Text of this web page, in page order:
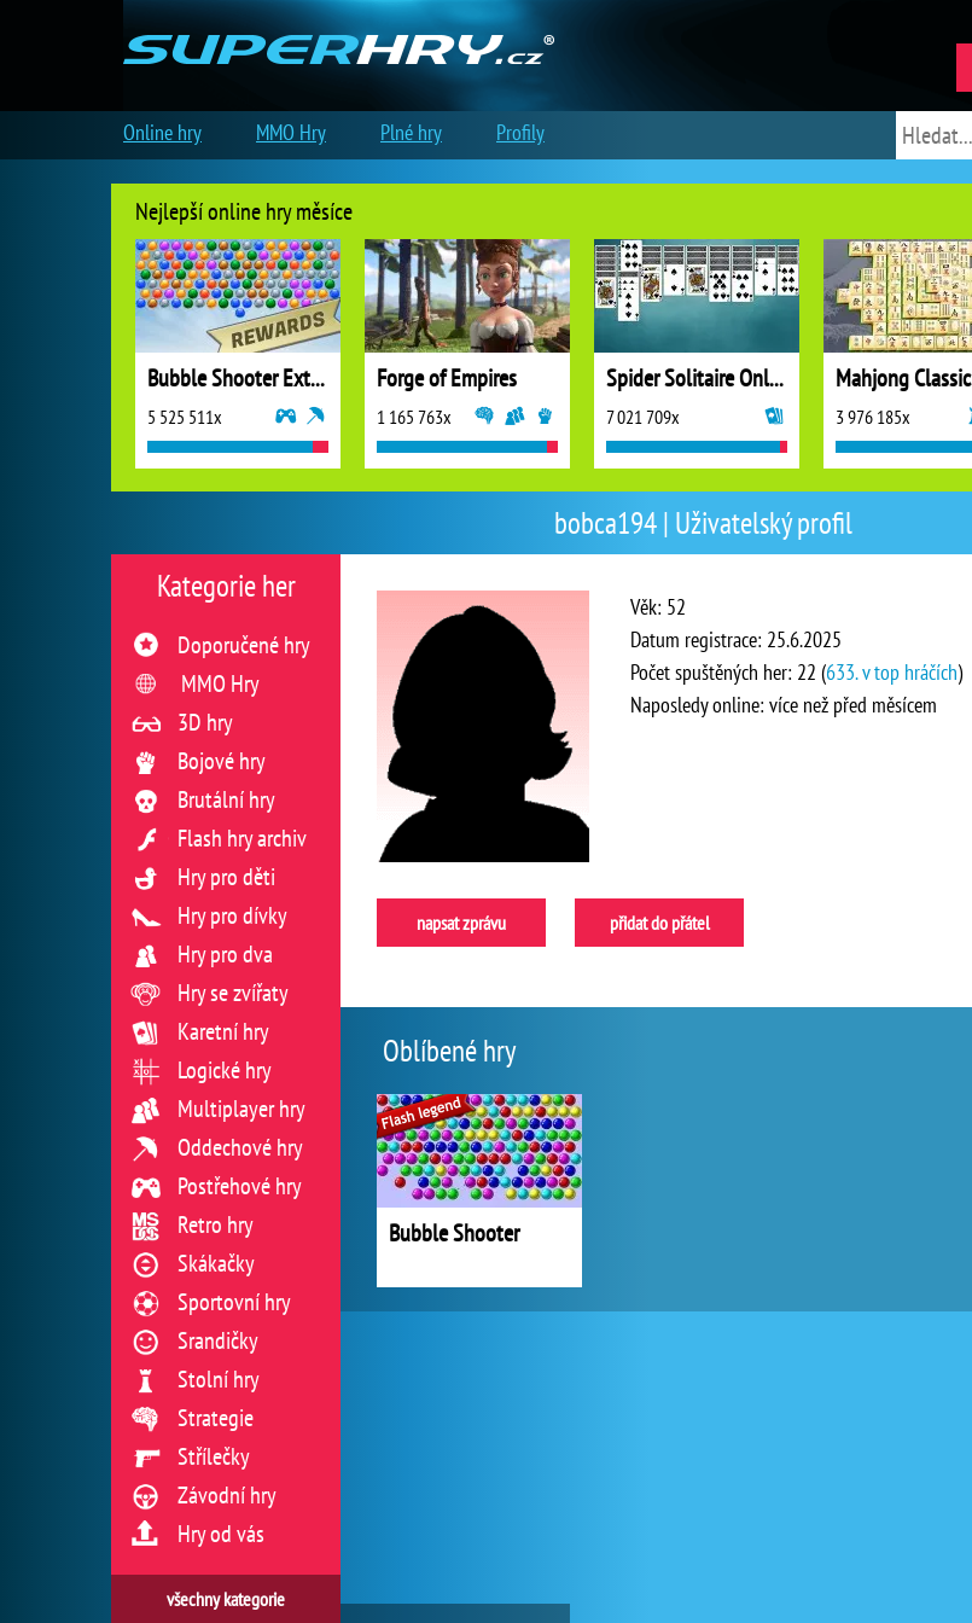
bobca194 | Uživatelský profil
Věk: 52
Datum registrace: 25.6.2025
Počet spuštěných her: 22 (633. v top hráčích)
Naposledy online: více než před měsícem
napsat zprávu přidat do přátel
Oblíbené hry
Bubble Shooter
Kategorie her
Doporučené hry
MMO Hry
3D hry
Bojové hry
Brutální hry
Flash hry archiv
Hry pro děti
Hry pro dívky
Hry pro dva
Hry se zvířaty
Karetní hry
Logické hry
Multiplayer hry
Oddechové hry
Postřehové hry
Retro hry
Skákačky
Sportovní hry
Srandičky
Stolní hry
Strategie
Střílečky
Závodní hry
Hry od vás
všechny kategorie
Nejlepší online hry měsíce
Bubble Shooter Extreme
5 525 511x
Forge of Empires
1 165 763x
Spider Solitaire Online
7 021 709x
Mahjong Classic
3 976 185x
Online hry MMO Hry Plné hry Profily